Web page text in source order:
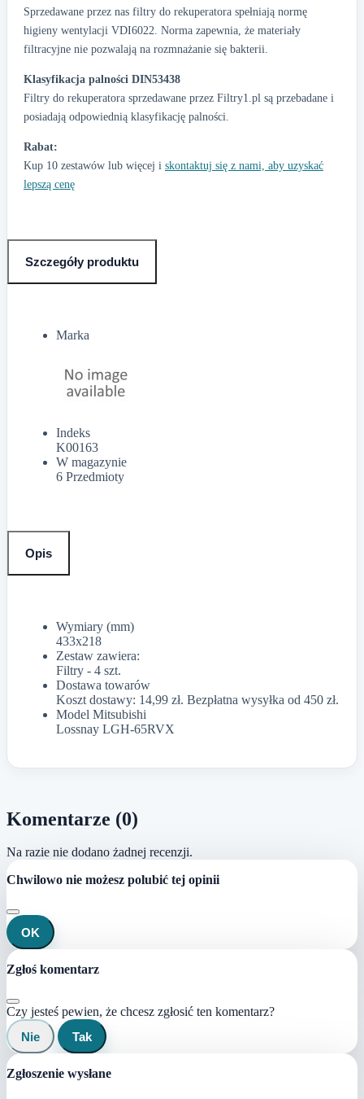
Sprzedawane przez nas filtry do rekuperatora spełniają normę
higieny wentylacji VDI6022. Norma zapewnia, że materiały
filtracyjne nie pozwalają na rozmnażanie się bakterii.
Klasyfikacja palności DIN53438
Filtry do rekuperatora sprzedawane przez Filtry1.pl są przebadane i
posiadają odpowiednią klasyfikację palności.
Rabat:
Kup 10 zestawów lub więcej i skontaktuj się z nami, aby uzyskać
lepszą cenę
Szczegóły produktu
Marka
Indeks
K00163
W magazynie
6 Przedmioty
Opis
Wymiary (mm)
433x218
Zestaw zawiera:
Filtry - 4 szt.
Dostawa towarów
Koszt dostawy: 14,99 zł. Bezpłatna wysyłka od 450 zł.
Model Mitsubishi
Lossnay LGH-65RVX
Komentarze (0)
Na razie nie dodano żadnej recenzji.
Chwilowo nie możesz polubić tej opinii
OK
Zgłoś komentarz
Czy jesteś pewien, że chcesz zgłosić ten komentarz?
Nie
Tak
Zgłoszenie wysłane